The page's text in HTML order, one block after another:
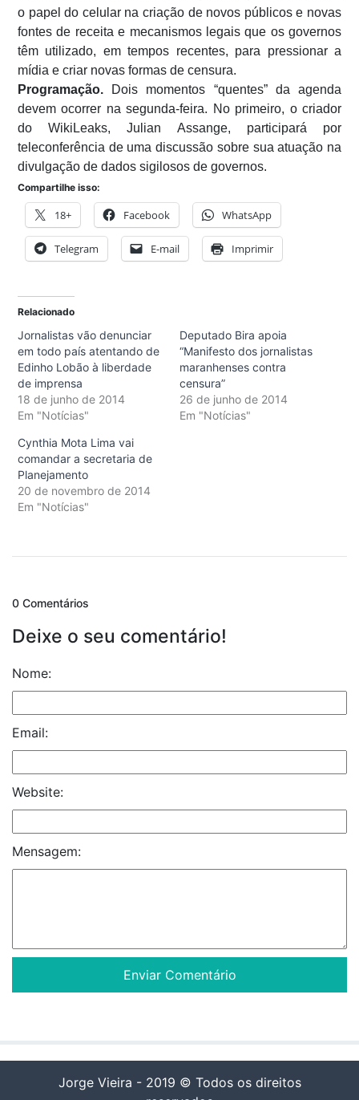
o papel do celular na criação de novos públicos e novas
fontes de receita e mecanismos legais que os governos
têm utilizado, em tempos recentes, para pressionar a
mídia e criar novas formas de censura.
Programação.
Dois momentos “quentes” da agenda
devem ocorrer na segunda-feira. No primeiro, o criador
do WikiLeaks, Julian Assange, participará por
teleconferência de uma discussão sobre sua atuação na
divulgação de dados sigilosos de governos.
Compartilhe isso:
18+ Facebook WhatsApp
Telegram E-mail Imprimir
Relacionado
Jornalistas vão denunciar
em todo país atentando de
Edinho Lobão à liberdade
de imprensa
18 de junho de 2014
Em "Notícias"
Deputado Bira apoia
“Manifesto dos jornalistas
maranhenses contra
censura”
26 de junho de 2014
Em "Notícias"
Cynthia Mota Lima vai
comandar a secretaria de
Planejamento
20 de novembro de 2014
Em "Notícias"
0 Comentários
Deixe o seu comentário!
Nome:
Email:
Website:
Mensagem:
Jorge Vieira - 2019 © Todos os direitos